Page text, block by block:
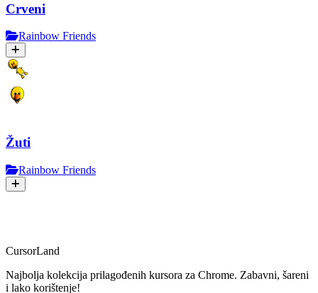
Crveni
Rainbow Friends
Žuti
Rainbow Friends
CursorLand
Najbolja kolekcija prilagođenih kursora za Chrome. Zabavni, šareni
i lako korištenje!